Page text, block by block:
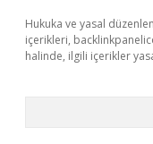
Hukuka ve yasal
içerikleri,
halinde, ilgili içerikler